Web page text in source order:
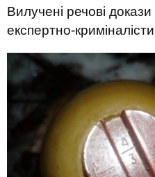
Вилучені речові
експертно-